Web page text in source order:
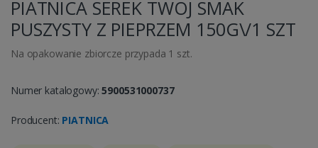
PIATNICA SEREK TWOJ SMAK
PUSZYSTY Z PIEPRZEM 150G\/1 SZT
Na opakowanie zbiorcze przypada 1 szt.
Numer katalogowy:5900531000737
Producent: PIATNICA